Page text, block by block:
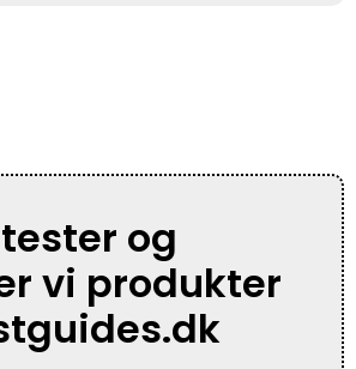
og
vi produkter